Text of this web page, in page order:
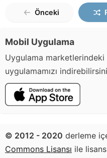
Önceki
Mobil Uygulama
Uygulama marketlerindeki
uygulamamızı
© 2012 - 2020 derleme
Commons Lisansı ile